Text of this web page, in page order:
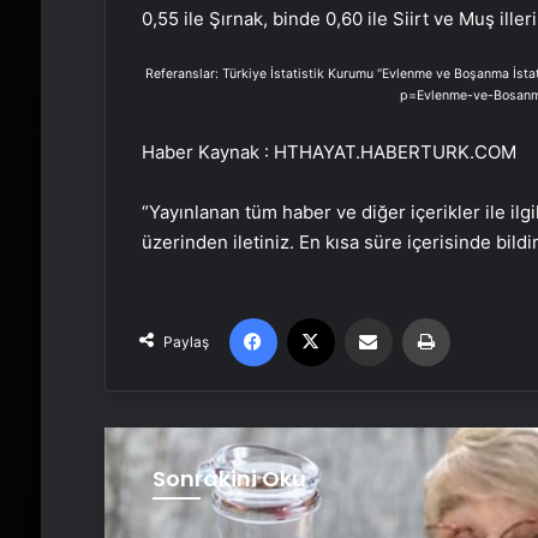
0,55 ile Şırnak, binde 0,60 ile Siirt ve Muş
Referanslar: Türkiye İstatistik Kurumu “Evlenme ve Boşanma
p=Evlenme-ve-
Haber Kaynak : HTHAYAT.HABERTURK.COM
“Yayınlanan tüm haber ve diğer içerikler ile
üzerinden iletiniz. En kısa süre içerisinde
Paylaş
Facebook Email'den paylaş
Sonrakini Oku